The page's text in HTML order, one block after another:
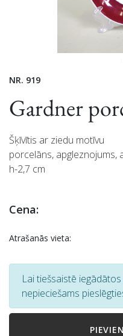
NR. 919
Gardner
Šķīvītis ar ziedu motīvu
porcelāns, apgleznojums,
h-2,7 cm
Cena:
Atrašanās vieta:
Lai tiešsaistē
nepieciešams